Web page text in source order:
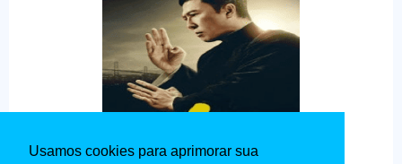
Usamos cookies para aprimorar sua